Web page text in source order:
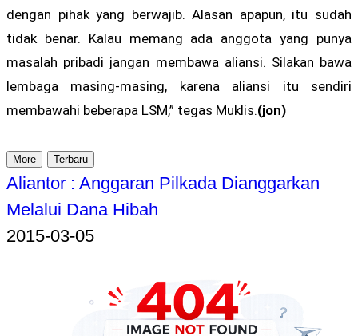
dengan pihak yang berwajib. Alasan apapun, itu sudah
tidak benar. Kalau memang ada anggota yang punya
masalah pribadi jangan membawa aliansi. Silakan bawa
lembaga masing-masing, karena aliansi itu sendiri
membawahi beberapa LSM,” tegas Muklis.(jon)
More Terbaru
Aliantor : Anggaran Pilkada Dianggarkan
Melalui Dana Hibah
2015-03-05